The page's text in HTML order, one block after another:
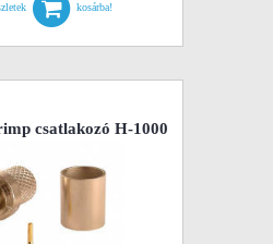
kosárba!
csatlakozó H-1000